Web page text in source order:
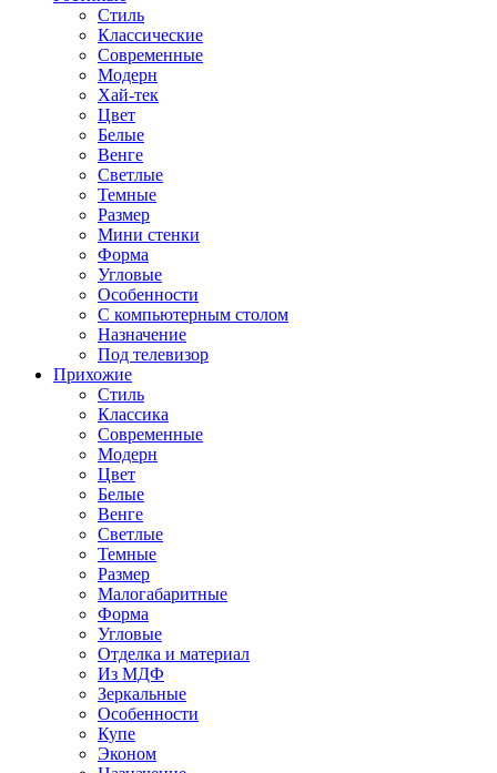
Стиль
Классические
Современные
Модерн
Хай-тек
Цвет
Белые
Венге
Светлые
Темные
Размер
Мини стенки
Форма
Угловые
Особенности
С компьютерным столом
Назначение
Под телевизор
Прихожие
Стиль
Классика
Современные
Модерн
Цвет
Белые
Венге
Светлые
Темные
Размер
Малогабаритные
Форма
Угловые
Отделка и материал
Из МДФ
Зеркальные
Особенности
Купе
Эконом